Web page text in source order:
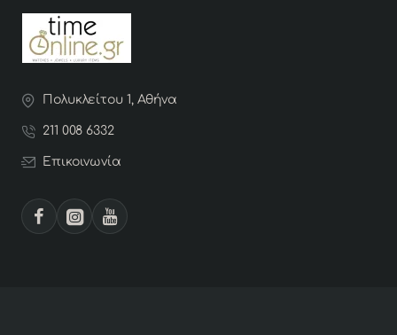
Πολυκλείτου 1, Αθήνα
211 008 6332
Επικοινωνία